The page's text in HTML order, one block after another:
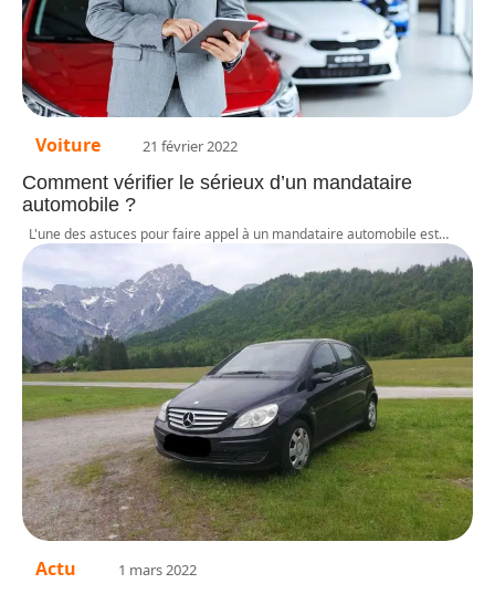
Voiture 21 février 2022
Comment vérifier le sérieux d’un mandataire
automobile ?
L'une des astuces pour faire appel à un mandataire automobile est…
Actu 1 mars 2022